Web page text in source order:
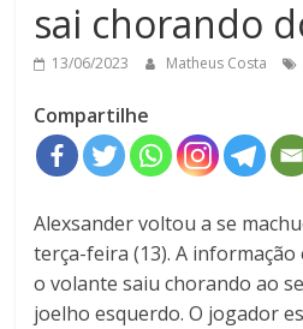
sai chorando
13/06/2023 Matheus Costa
Compartilhe
Alexsander voltou a se
terça-feira (13). A
o volante saiu chorando ao
joelho esquerdo. O jogador